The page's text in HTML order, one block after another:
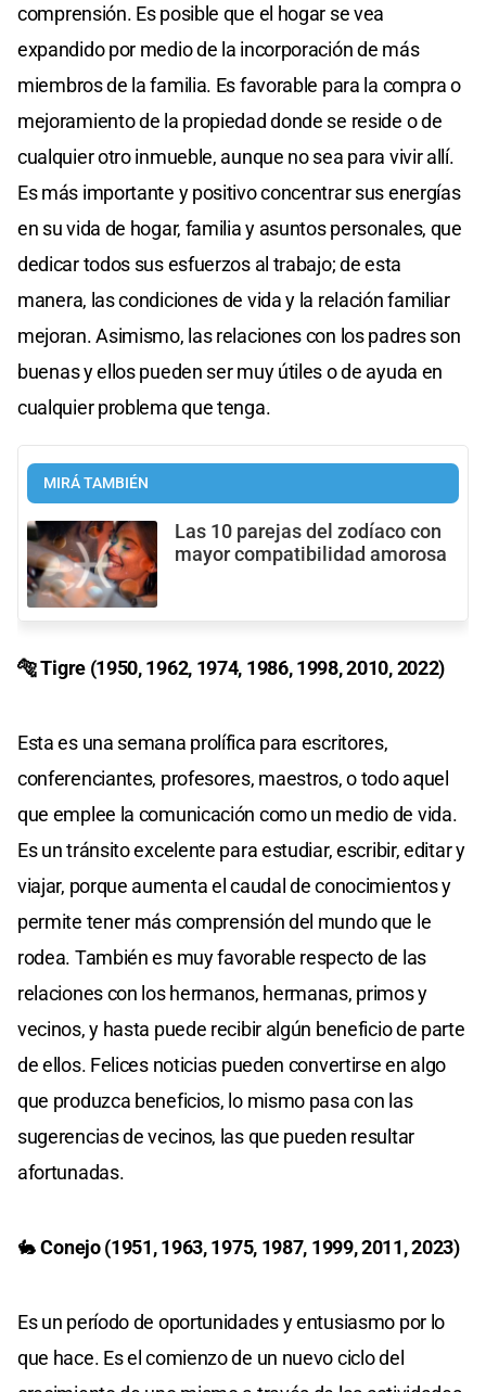
comprensión. Es posible que el hogar se vea
expandido por medio de la incorporación de más
miembros de la familia. Es favorable para la compra o
mejoramiento de la propiedad donde se reside o de
cualquier otro inmueble, aunque no sea para vivir allí.
Es más importante y positivo concentrar sus energías
en su vida de hogar, familia y asuntos personales, que
dedicar todos sus esfuerzos al trabajo; de esta
manera, las condiciones de vida y la relación familiar
mejoran. Asimismo, las relaciones con los padres son
buenas y ellos pueden ser muy útiles o de ayuda en
cualquier problema que tenga.
MIRÁ TAMBIÉN
Las 10 parejas del zodíaco con
mayor compatibilidad amorosa
🐅 Tigre (1950, 1962, 1974, 1986, 1998, 2010, 2022)
Esta es una semana prolífica para escritores,
conferenciantes, profesores, maestros, o todo aquel
que emplee la comunicación como un medio de vida.
Es un tránsito excelente para estudiar, escribir, editar y
viajar, porque aumenta el caudal de conocimientos y
permite tener más comprensión del mundo que le
rodea. También es muy favorable respecto de las
relaciones con los hermanos, hermanas, primos y
vecinos, y hasta puede recibir algún beneficio de parte
de ellos. Felices noticias pueden convertirse en algo
que produzca beneficios, lo mismo pasa con las
sugerencias de vecinos, las que pueden resultar
afortunadas.
🐇Conejo (1951, 1963, 1975, 1987, 1999, 2011, 2023)
Es un período de oportunidades y entusiasmo por lo
que hace. Es el comienzo de un nuevo ciclo del